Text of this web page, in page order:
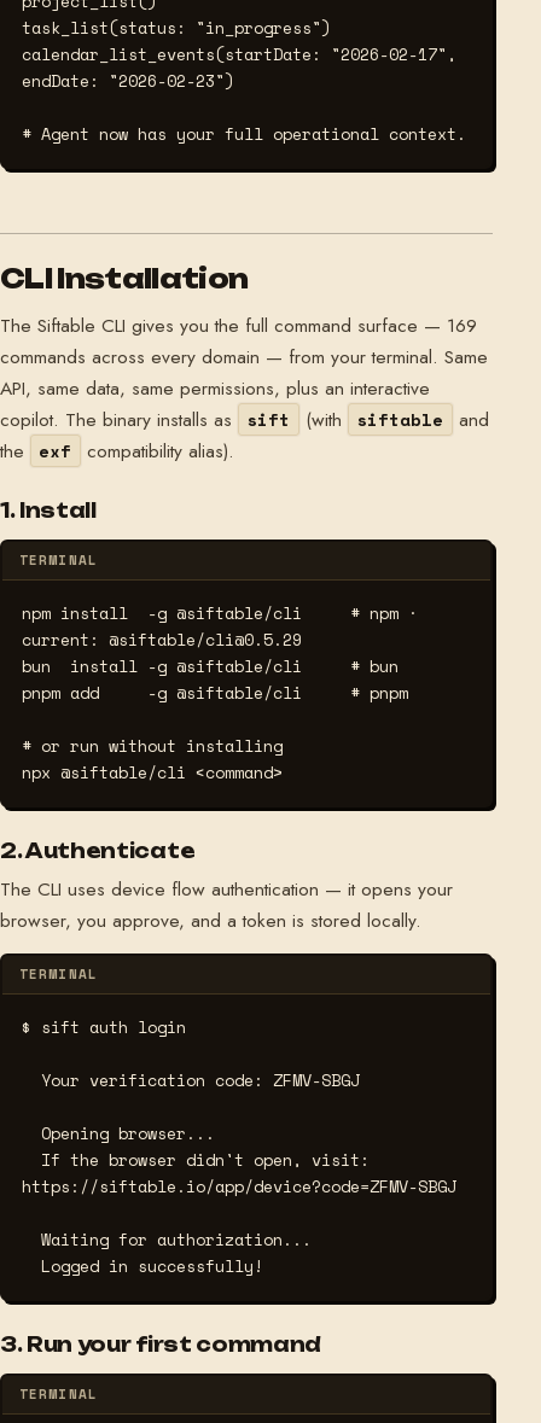
task_list(status: "in_progress")
calendar_list_events(startDate: "2026-02-17",
endDate: "2026-02-23")
# Agent now has your full operational context.
CLI Installation
The Siftable CLI gives you the full command surface — 169
commands across every domain — from your terminal. Same
API, same data, same permissions, plus an interactive
copilot. The binary installs as
sift (with siftable
and
the
exf compatibility alias).
1. Install
TERMINAL
npm install  -g @siftable/cli # npm ·
current: @siftable/cli@0.5.29
bun  install -g @siftable/cli # bun
pnpm add     -g @siftable/cli # pnpm
# or run without installing
npx @siftable/cli <command>
2. Authenticate
The CLI uses device flow authentication — it opens your
browser, you approve, and a token is stored locally.
TERMINAL
$ sift auth login
https://siftable.io/app/device?code=ZFMV-SBGJ
  Logged in successfully!
3. Run your first command
TERMINAL